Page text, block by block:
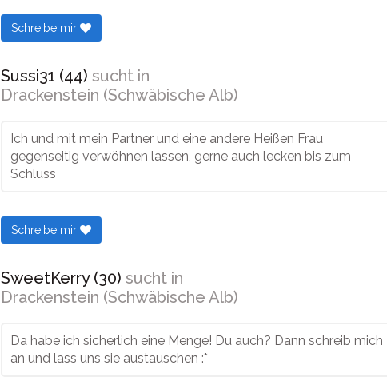
Schreibe mir
Sussi31 (44) sucht in
Drackenstein (Schwäbische Alb)
Ich und mit mein Partner und eine andere Heißen Frau
gegenseitig verwöhnen lassen, gerne auch lecken bis zum
Schluss
Schreibe mir
SweetKerry (30) sucht in
Drackenstein (Schwäbische Alb)
Da habe ich sicherlich eine Menge! Du auch? Dann schreib mich
an und lass uns sie austauschen :*